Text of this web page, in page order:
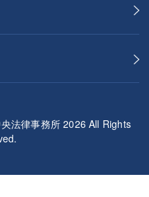
法律事務所 2026 All Rights